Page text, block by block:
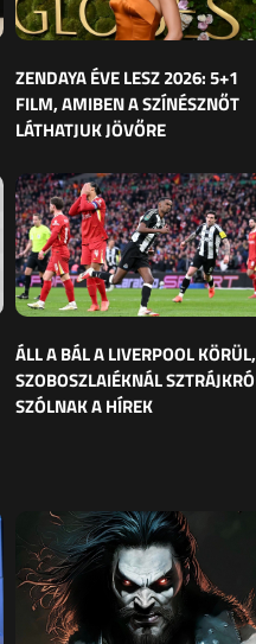
ZENDAYA ÉVE LESZ 2026: 5+1
FILM, AMIBEN A SZÍNÉSZNŐT
LÁTHATJUK JÖVŐRE
ÁLL A BÁL A LIVERPOOL KÖRÜL,
SZOBOSZLAIÉKNÁL
SZÓLNAK A HÍREK